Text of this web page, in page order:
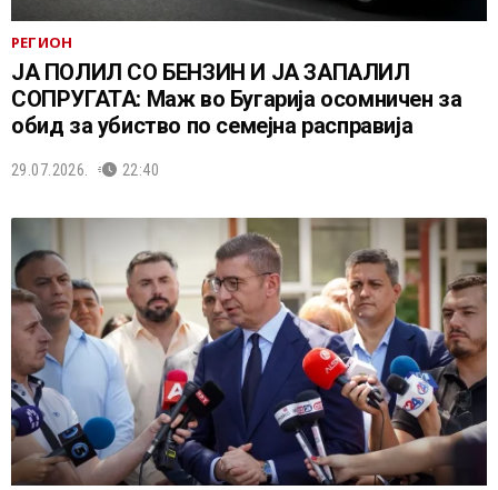
РЕГИОН
ЈА ПОЛИЛ СО БЕНЗИН И ЈА ЗАПАЛИЛ
СОПРУГАТА: Маж во Бугарија осомничен за
обид за убиство по семејна расправија
29.07.2026. 22:40